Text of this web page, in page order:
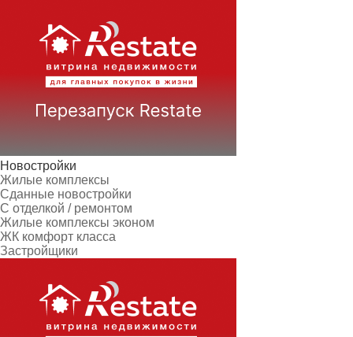
Новостройки
Жилые комплексы
Сданные новостройки
С отделкой / ремонтом
Жилые комплексы эконом
ЖК комфорт класса
Застройщики